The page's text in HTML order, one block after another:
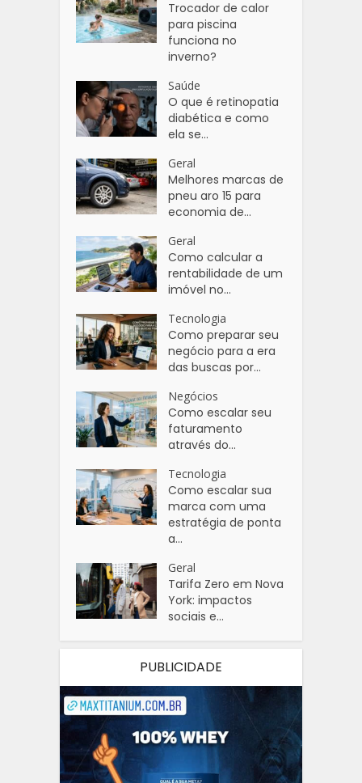
Trocador de calor
para piscina
funciona no
inverno?
Saúde
O que é retinopatia
diabética e como
ela se...
Geral
Melhores marcas de
pneu aro 15 para
economia de...
Geral
Como calcular a
rentabilidade de um
imóvel no...
Tecnologia
Como preparar seu
negócio para a era
das buscas por...
Negócios
Como escalar seu
faturamento
através do...
Tecnologia
Como escalar sua
marca com uma
estratégia de ponta
a...
Geral
Tarifa Zero em Nova
York: impactos
sociais e...
PUBLICIDADE